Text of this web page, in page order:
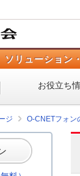
ソリューション
お役立ち
ジ O-CNETフォン